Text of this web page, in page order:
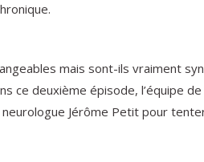
mais sont-ils vraiment
ce deuxième épisode, l’équipe
Jérôme Petit pour